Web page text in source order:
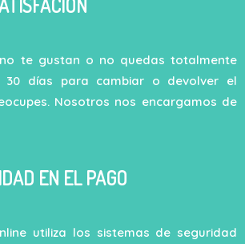
te gustan o no quedas totalmente
30 días para cambiar o devolver el
Nosotros nos encargamos de
EN EL PAGO
utiliza los sistemas de seguridad